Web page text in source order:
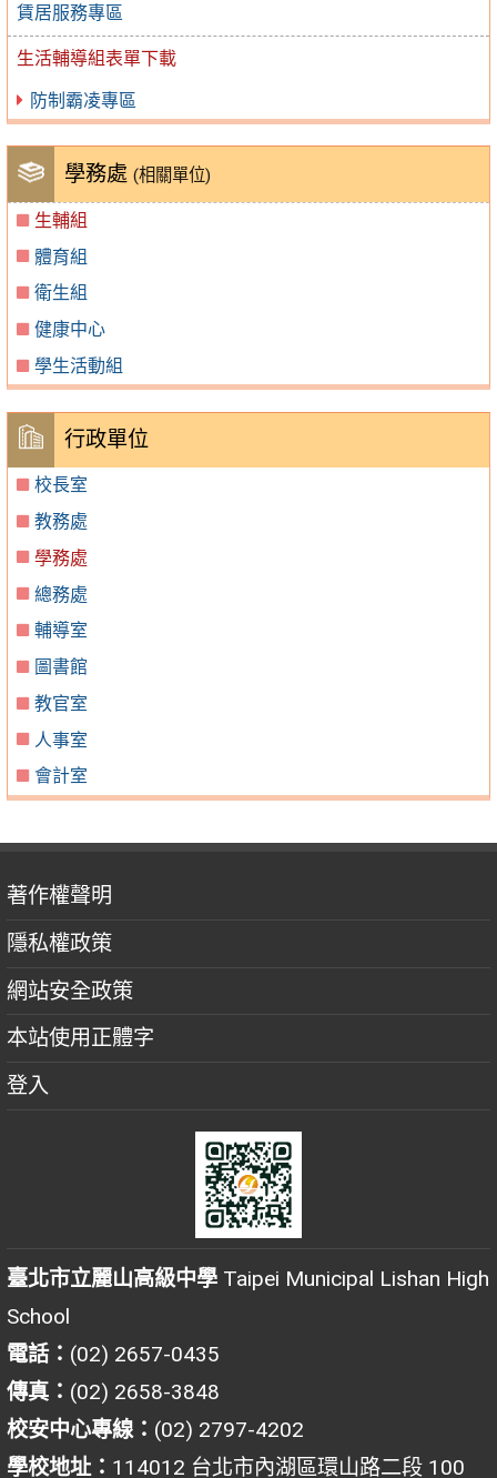
賃居服務專區
生活輔導組表單下載
防制霸凌專區
學務處 (相關單位)
生輔組
體育組
衛生組
健康中心
學生活動組
行政單位
校長室
教務處
學務處
總務處
輔導室
圖書館
教官室
人事室
會計室
著作權聲明
隱私權政策
網站安全政策
本站使用正體字
登入
臺北市立麗山高級中學 Taipei Municipal Lishan High
School
電話： (02) 2657-0435
傳真： (02) 2658-3848
校安中心專線： (02) 2797-4202
學校地址： 114012 台北市內湖區環山路二段 100